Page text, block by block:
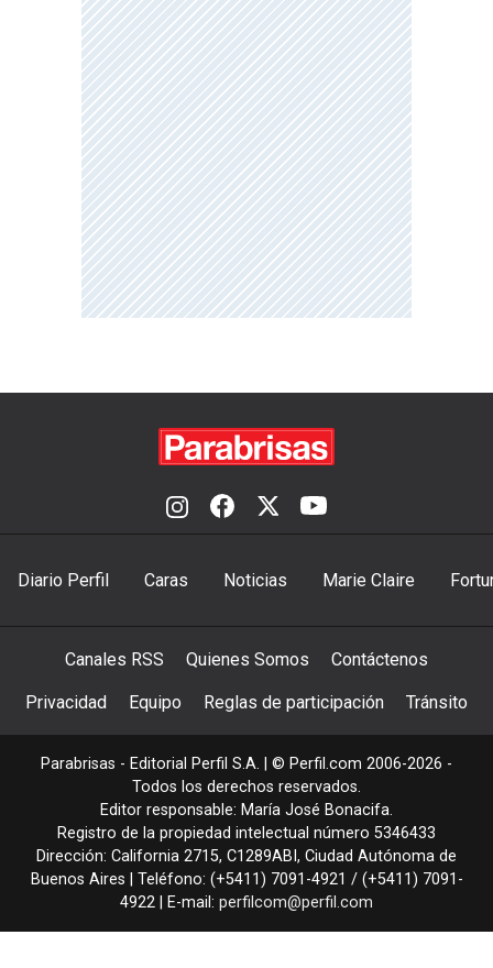
Diario Perfil Caras Noticias Marie Claire
Canales RSS Quienes Somos Contáctenos
Privacidad Equipo Reglas de participación Tránsito
Parabrisas - Editorial Perfil S.A. | © Perfil.com 2006-2026 -
Todos los derechos reservados.
Editor responsable: María José Bonacifa.
Registro de la propiedad intelectual número 5346433
Dirección: California 2715, C1289ABI , Ciudad Autónoma de
Buenos Aires | Teléfono: (+5411) 7091-4921 / (+5411) 7091-
4922 | E-mail: perfilcom@perfil.com